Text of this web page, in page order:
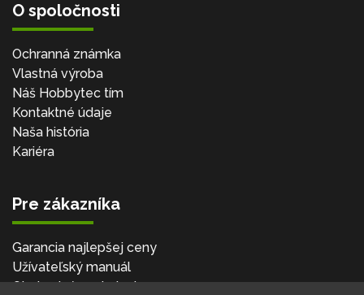
O spoločnosti
Ochranná známka
Vlastná výroba
Náš Hobbytec tím
Kontaktné údaje
Naša história
Kariéra
Pre zákazníka
Garancia najlepšej ceny
Užívateľský manuál
Obchodné podmienky